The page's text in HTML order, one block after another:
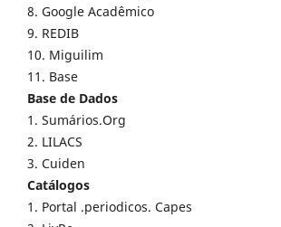
8. Google Acadêmico
9. REDIB
10. Miguilim
11. Base
Base de Dados
1. Sumários.Org
2. LILACS
3. Cuiden
Catálogos
1. Portal .periodicos. Capes